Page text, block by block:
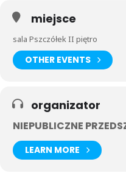
miejsce
sala Pszczółek II piętro
OTHER EVENTS
organizator
NIEPUBLICZNE
LEARN MORE